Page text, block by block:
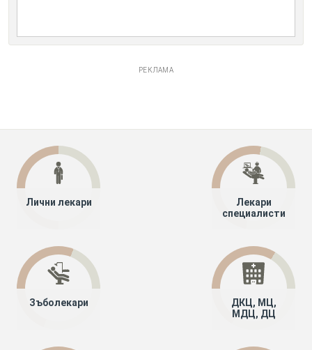
РЕКЛАМА
Лични лекари
Лекари
специалисти
Зъболекари
ДКЦ, МЦ,
МДЦ, ДЦ